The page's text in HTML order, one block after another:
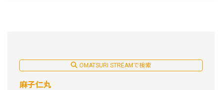
OMATSURI STREAMで検索
麻子仁丸